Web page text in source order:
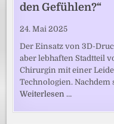
den Gefühlen?“
24. Mai 2025
Der Einsatz von 3D-
aber lebhaften Stadtteil
Chirurgin mit einer
Technologien.
Weiterlesen …